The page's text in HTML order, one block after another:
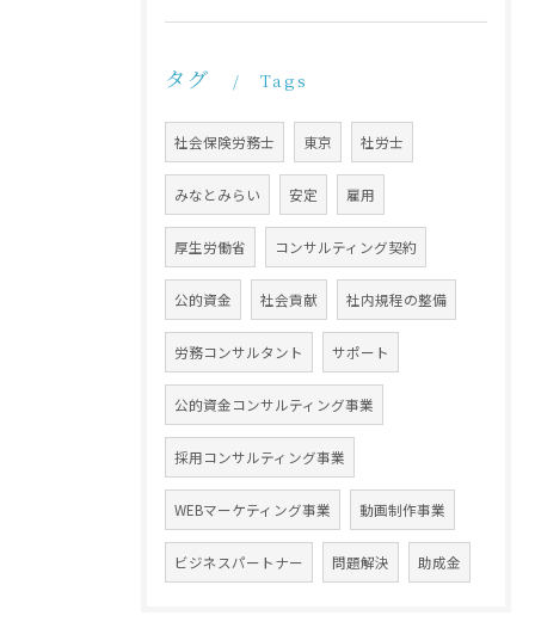
タグ Tags
社会保険労務士 東京 社労士
みなとみらい 安定 雇用
厚生労働省 コンサルティング契約
公的資金 社会貢献 社内規程の整備
労務コンサルタント サポート
公的資金コンサルティング事業
採用コンサルティング事業
WEBマーケティング事業 動画制作事業
ビジネスパートナー 問題解決 助成金